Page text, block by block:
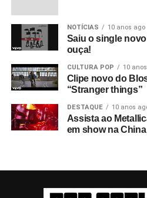
NOTÍCIAS 10 anos ago
Saiu o single
ouça!
CULTURA POP 10
Clipe novo do
“Stranger things”
DESTAQUE 10 anos
Assista ao
em show na China